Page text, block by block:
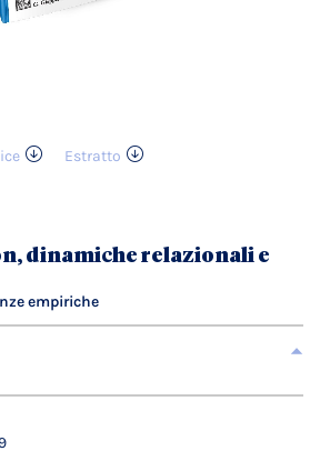
Estratto
dinamiche relazionali e
empiriche